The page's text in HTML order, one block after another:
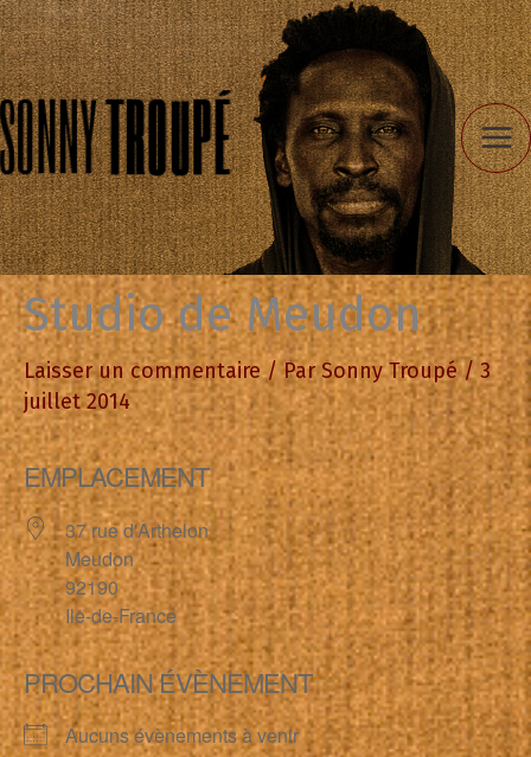
Aller
au
contenu
Studio de Meudon
Laisser un commentaire / ParSonny Troupé/3
juillet 2014
EMPLACEMENT
37 rue d'Arthelon
Meudon
92190
Ile-de-France
PROCHAIN ÉVÈNEMENT
Aucuns évènements à venir